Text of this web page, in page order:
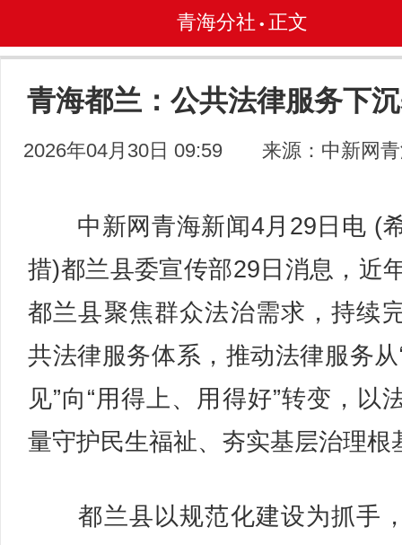
青海分社 • 正文
青海都兰：公共法律服务下
2026年04月30日 09:59 来源：中新网
中新网青海新闻4月29日电 (
措)都兰县委宣传部29日消息，近
都兰县聚焦群众法治需求，持续
共法律服务体系，推动法律服务从
见”向“用得上、用得好”转变，以
量守护民生福祉、夯实基层治理根
都兰县以规范化建设为抓手